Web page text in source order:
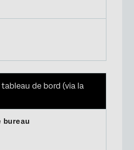
de bord (via la